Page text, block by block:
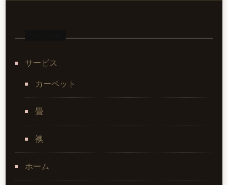
サービス
カーペット
畳
襖
ホーム